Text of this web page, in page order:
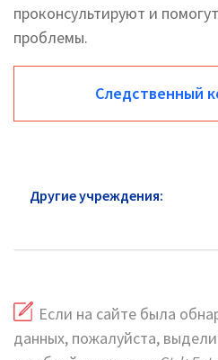
проконсультируют и
проблемы.
Следственный
Другие учреждения:
Если на сайте была
данных, пожалуйста,